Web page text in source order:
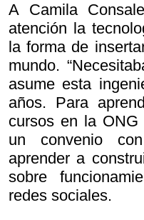
A Camila
atención la
la forma de
mundo.
asume esta
años. Para
cursos en la
un convenio
aprender a
sobre
redes sociales.